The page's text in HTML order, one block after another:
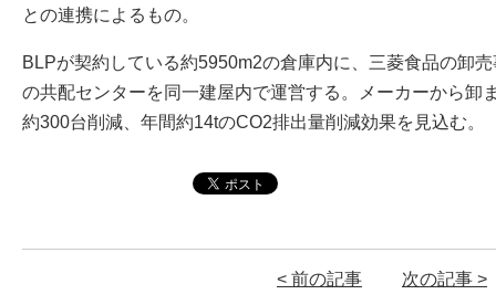
との連携によるもの。
BLPが契約している約5950m2の倉庫内に、三菱食品の卸
の共配センターを同一建屋内で運営する。メーカーから卸
約300台削減、年間約14tのCO2排出量削減効果を見込む。
< 前の記事 次の記事 >